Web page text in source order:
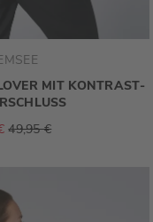
MIT KONTRAST-
49,95 €